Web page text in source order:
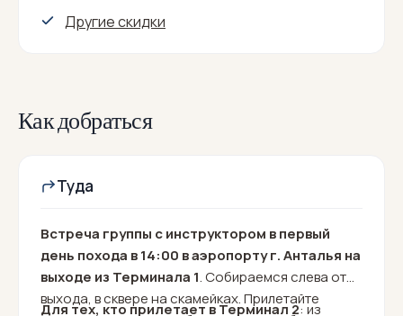
Другие скидки
Как добраться
Туда
Встреча группы с инструктором в первый
день похода в 14:00 в аэропорту г. Анталья на
выходе из Терминала 1. Собираемся слева от
выхода, в сквере на скамейках. Прилетайте
Для тех, кто прилетает в Терминал 2: из